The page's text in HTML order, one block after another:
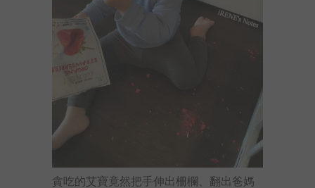
貪吃的艾寶竟然把手伸出柵欄、翻出爸媽